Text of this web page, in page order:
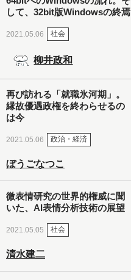
して、32bit版Windowsの終焉
2021.05.06 社会
柳井政和
再び訪れる「就職氷河期」。
縁故優遇政権を終わらせるの
は今
2021.05.06 政治・経済
ぼうごなつこ
微表情研究の世界的権威に聞
いた、AI表情分析技術の展望
2021.05.05 社会
清水建二